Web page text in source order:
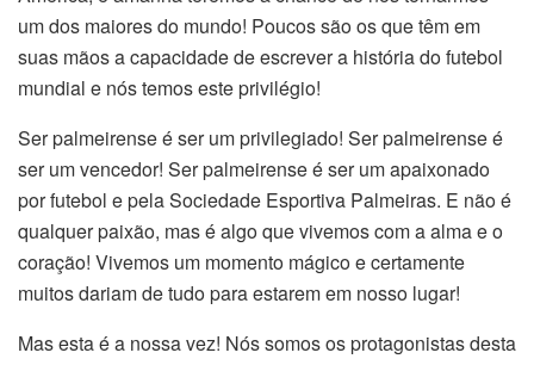
um dos maiores do mundo! Poucos são os que têm em
suas mãos a capacidade de escrever a história do futebol
mundial e nós temos este privilégio!
Ser palmeirense é ser um privilegiado! Ser palmeirense é
ser um vencedor! Ser palmeirense é ser um apaixonado
por futebol e pela Sociedade Esportiva Palmeiras. E não é
qualquer paixão, mas é algo que vivemos com a alma e o
coração! Vivemos um momento mágico e certamente
muitos dariam de tudo para estarem em nosso lugar!
Mas esta é a nossa vez! Nós somos os protagonistas desta